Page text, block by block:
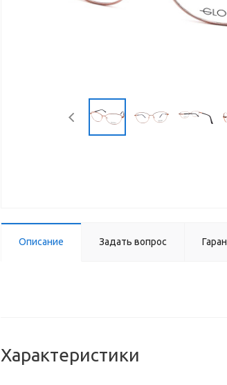
Описание Задать вопрос
Характеристики